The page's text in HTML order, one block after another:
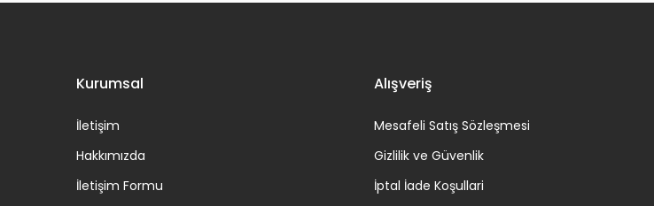
Kurumsal
İletişim
Hakkımızda
İletişim Formu
Alışveriş
Mesafeli Satış Sözleşmesi
Gizlilik ve Güvenlik
İptal İade Koşullari